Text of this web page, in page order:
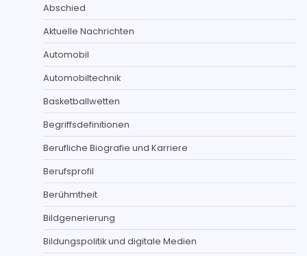
Abschied
Aktuelle Nachrichten
Automobil
Automobiltechnik
Basketballwetten
Begriffsdefinitionen
Berufliche Biografie und Karriere
Berufsprofil
Berühmtheit
Bildgenerierung
Bildungspolitik und digitale Medien